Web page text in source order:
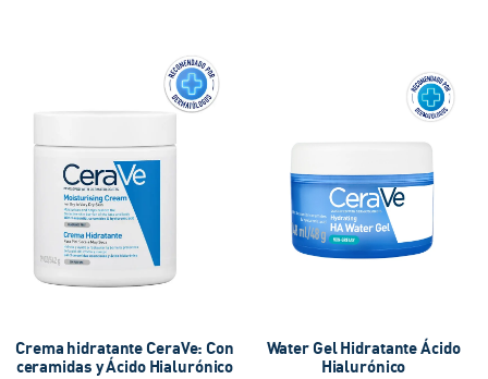
Crema hidratante CeraVe: Con
ceramidas y Ácido Hialurónico
Water Gel Hidratante Ácido
Hialurónico​